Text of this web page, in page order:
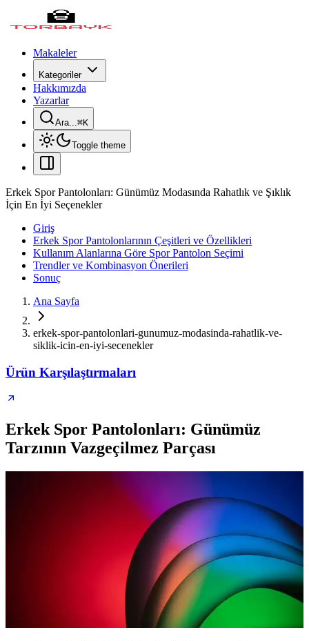
Makaleler
Kategoriler
Hakkımızda
Yazarlar
Ara...⌘K
Toggle theme
Erkek Spor Pantolonları: Günümüz Modasında Rahatlık ve Şıklık
İçin En İyi Seçenekler
Giriş
Erkek Spor Pantolonlarının Çeşitleri ve Özellikleri
Kullanım Alanlarına Göre Spor Pantolon Seçimi
Trendler ve Kombinasyon Önerileri
Sonuç
Ana Sayfa
erkek-spor-pantolonlari-gunumuz-modasinda-rahatlik-ve-
siklik-icin-en-iyi-secenekler
Ürün Karşılaştırmaları
Erkek Spor Pantolonları: Günümüz
Tarzının Vazgeçilmez Parçası